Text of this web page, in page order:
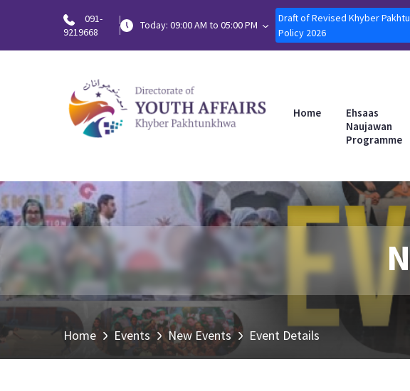
091-
9219668
Today: 09:00 AM to 05:00 PM
Draft of Revised Khyber
Policy 2026
Home
Ehsaas
Naujawan
Programme
Home Events New Events Event Details